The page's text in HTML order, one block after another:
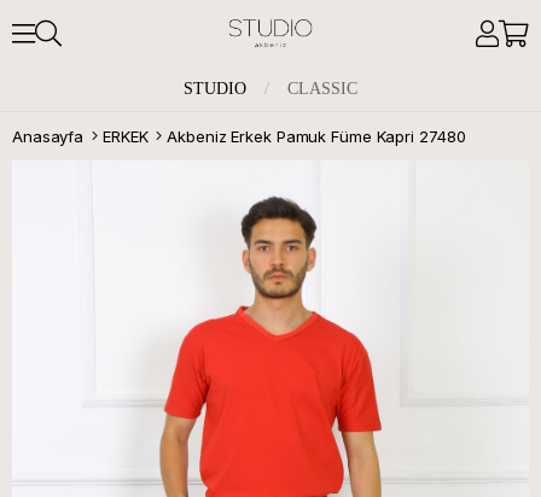
STUDIO / CLASSIC
Anasayfa ERKEK Akbeniz Erkek Pamuk Füme Kapri 27480